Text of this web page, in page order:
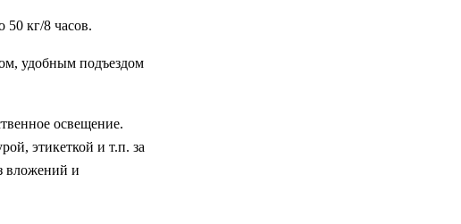
кг/8 часов.
удобным подъездом
освещение.
этикеткой и т.п. за
вложений и